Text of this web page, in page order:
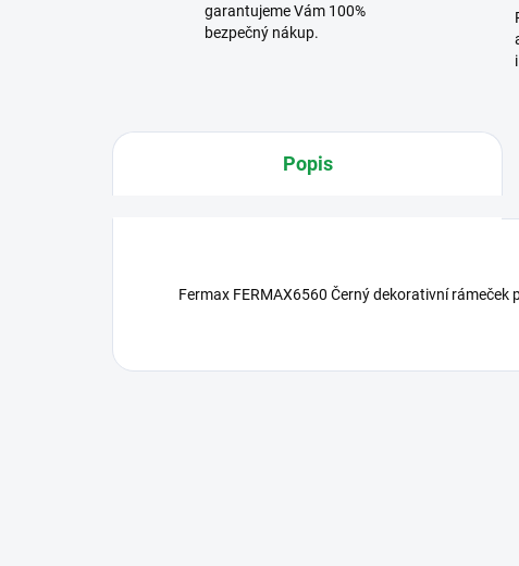
garantujeme Vám 100%
bezpečný nákup.
Popis
Fermax FERMAX6560 Černý dekorativní